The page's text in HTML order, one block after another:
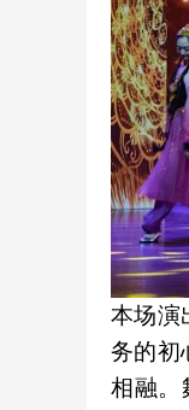
本场演
务的初
相融。